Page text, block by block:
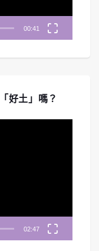
00:41
好土」嗎？
02:47